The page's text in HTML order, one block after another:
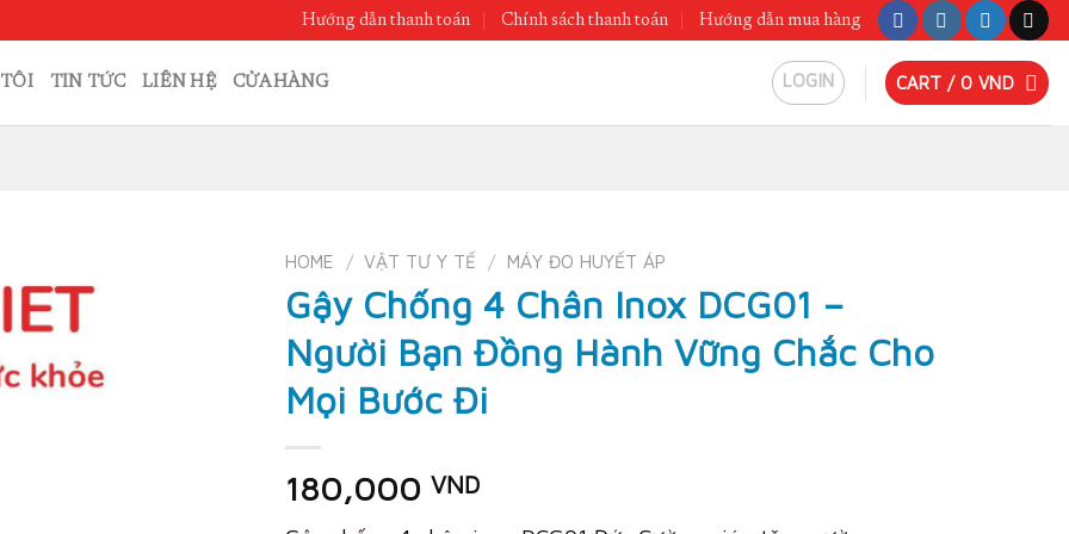
Hướng dẫn thanh toán Chính sách thanh toán Hướng dẫn mua hàng
TIN TỨC LIÊN HỆ CỬA HÀNG LOGIN CART / 0 VND
HOME / VẬT TƯ Y TẾ / MÁY ĐO HUYẾT ÁP
Gậy Chống 4 Chân Inox DCG01 –
Người Bạn Đồng Hành Vững Chắc Cho
Mọi Bước Đi
180,000 VND